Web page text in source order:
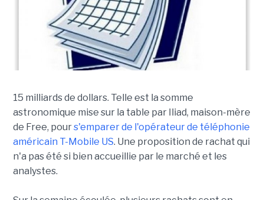
15 milliards de dollars. Telle est la somme
astronomique mise sur la table par Iliad, maison-mère
de Free, pours'emparer de l'opérateur de téléphonie
américain T-Mobile US. Une proposition de rachat qui
n'a pas été si bien accueillie par le marché et les
analystes.